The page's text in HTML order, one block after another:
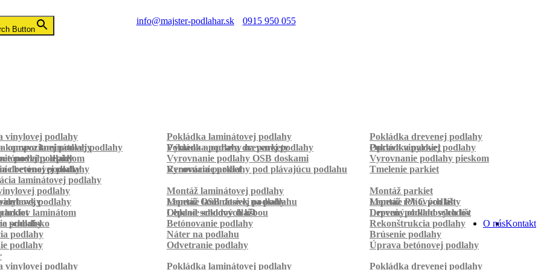
info@majster-podlahar.sk
0915 950 055
Button
vinylovej podlahy Pokládka laminátovej podlahy
Pokládka drevenej podlahy
kompozitnej podlahy Pokládka podlahy na parkety Pokládka parkiet
oprava laminátovej podlahy Výmena a oprava drevenej podlahy
Oprava vinylovej podlahy
podlahy
podlahy lepidlom Vyrovnanie podlahy OSB doskami
Vyrovnanie podlahy pieskom
betónovej podlahy Vyrovnanie podlahy pod plávajúcu podlahu
drevenej podlahy Renovácia parkiet
Tmelenie parkiet
laminátovej podlahy
podlahy Montáž laminátovej podlahy
Montáž parkiet
Montáž OSB dosiek na podlahu
Montáž rohových líšt
podlahy Lepenie laminátovej podlahy
Lepenie PVC podlahy
Lepenie soklových líšt Lepenie podlahových líšt
laminátom Obklad schodov dlažbou
Drevený obklad schodov
schodisko
podlahy Betónovanie podlahy
Rekonštrukcia podlahy
podlahy Náter na podlahu
Brúsenie podlahy
podlahy Odvetranie podlahy
Úprava betónovej podlahy
Kontakt
O nás
vinylovej podlahy Pokládka laminátovej podlahy
Pokládka drevenej podlahy